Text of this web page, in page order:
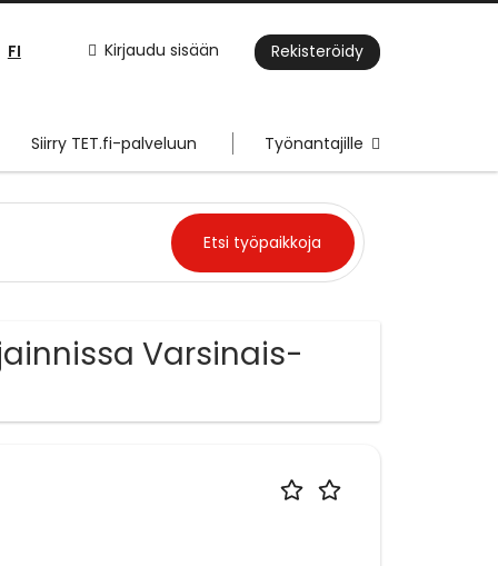
Kirjaudu sisään Rekisteröidy
FI
Siirry TET.fi-palveluun Työnantajille
Varsinais-